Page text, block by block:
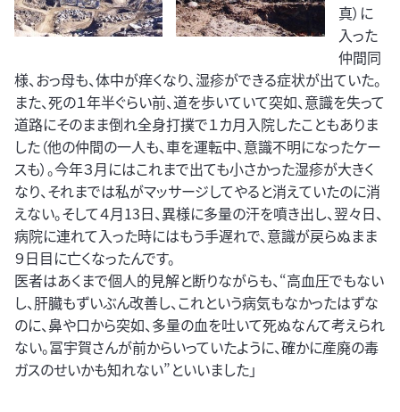
真）に
入った
仲間同
様、おっ母も、体中が痒くなり､湿疹ができる症状が出ていた。
また、死の１年半ぐらい前、道を歩いていて突如、意識を失って
道路にそのまま倒れ全身打撲で１カ月入院したこともありま
した（他の仲間の一人も、車を運転中、意識不明になったケー
スも）。今年３月にはこれまで出ても小さかった湿疹が大きく
なり、それまでは私がマッサージしてやると消えていたのに消
えない。そして４月13日、異様に多量の汗を噴き出し、翌々日、
病院に連れて入った時にはもう手遅れで、意識が戻らぬまま
９日目に亡くなったんです。
医者はあくまで個人的見解と断りながらも、“高血圧でもない
し、肝臓もずいぶん改善し、これという病気もなかったはずな
のに、鼻や口から突如、多量の血を吐いて死ぬなんて考えられ
ない。冨宇賀さんが前からいっていたように、確かに産廃の毒
ガスのせいかも知れない”といいました」